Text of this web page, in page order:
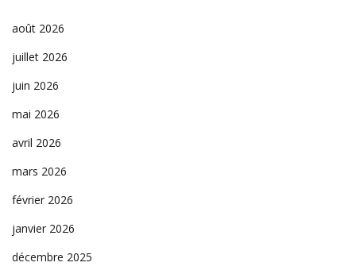
août 2026
juillet 2026
juin 2026
mai 2026
avril 2026
mars 2026
février 2026
janvier 2026
décembre 2025